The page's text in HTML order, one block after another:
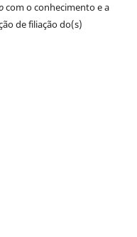
com o conhecimento e a
de filiação do(s)